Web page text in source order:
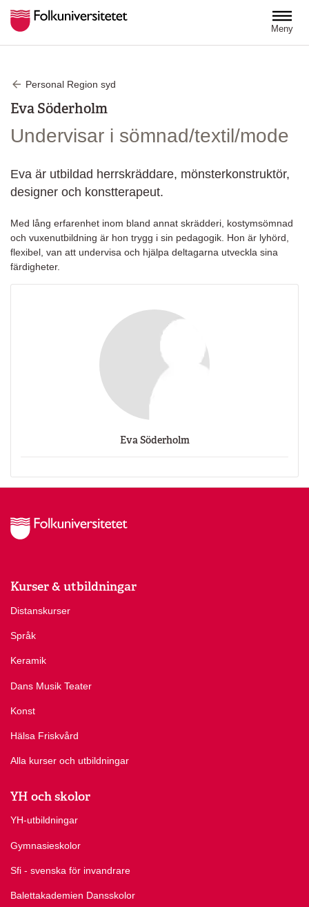
Meny
Personal Region syd
Eva Söderholm
Undervisar i sömnad/textil/mode
Eva är utbildad herrskräddare, mönsterkonstruktör,
designer och konstterapeut.
Med lång erfarenhet inom bland annat skrädderi, kostymsömnad
och vuxenutbildning är hon trygg i sin pedagogik. Hon är lyhörd,
flexibel, van att undervisa och hjälpa deltagarna utveckla sina
färdigheter.
Eva Söderholm
Kurser & utbildningar
Distanskurser
Språk
Keramik
Dans Musik Teater
Konst
Hälsa Friskvård
Alla kurser och utbildningar
YH och skolor
YH-utbildningar
Gymnasieskolor
Sfi - svenska för invandrare
Balettakademien Dansskolor